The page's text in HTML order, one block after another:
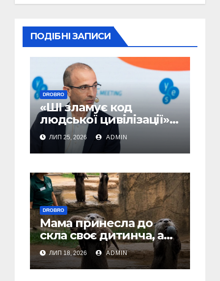
ПОДІБНІ ЗАПИСИ
DROBRO
«ШІ зламує код
людської цивілізації» –
Юваль Ной Харарі
(Відео)
ЛИП 25, 2026 ADMIN
DROBRO
Мама принесла до
скла своє дитинча, а
тато… гордо показав
камінець
ЛИП 18, 2026 ADMIN